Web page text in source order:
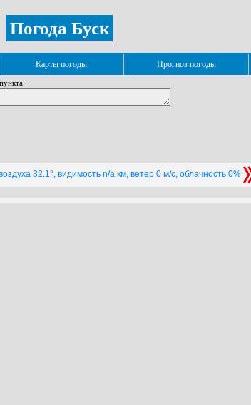
Погода Буск
Карты погоды Прогноз погоды
32.1°, видимость n/a км, ветер 0 м/с, облачность 0%